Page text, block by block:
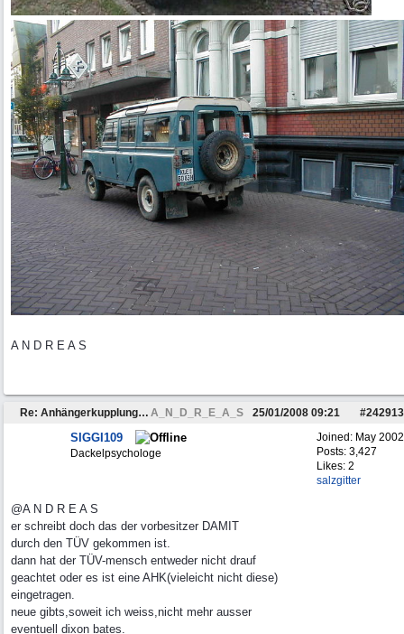
A N D R E A S
Re: Anhängerkupplung schafft TÜV nicht A_N_D_R_E_A_S #242913
25/01/2008 09:21
Joined: May 2002
Posts: 3,427
Likes: 2
salzgitter
SIGGI109
Dackelpsychologe
@A N D R E A S
er schreibt doch das der vorbesitzer DAMIT
durch den TÜV gekommen ist.
dann hat der TÜV-mensch entweder nicht drauf
geachtet oder es ist eine AHK(vieleicht nicht diese)
eingetragen.
neue gibts,soweit ich weiss,nicht mehr ausser
eventuell dixon bates.